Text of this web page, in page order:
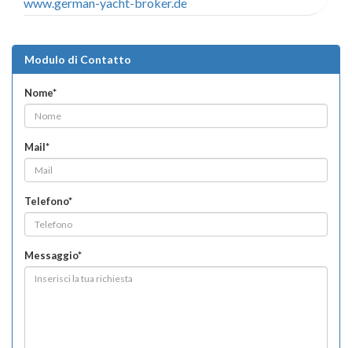
Modulo di Contatto
Nome*
Mail*
Telefono*
Messaggio*